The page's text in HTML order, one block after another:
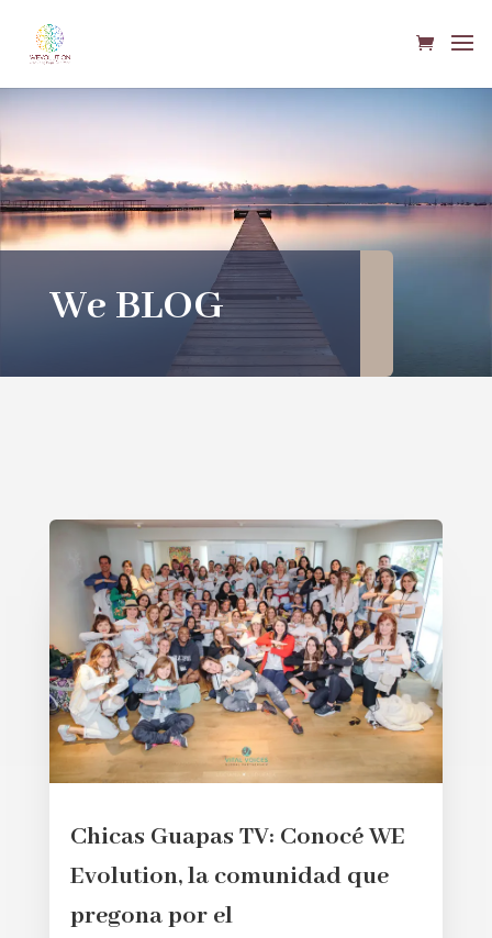
We BLOG
Chicas Guapas TV: Conocé WE
Evolution, la comunidad que
pregona por el